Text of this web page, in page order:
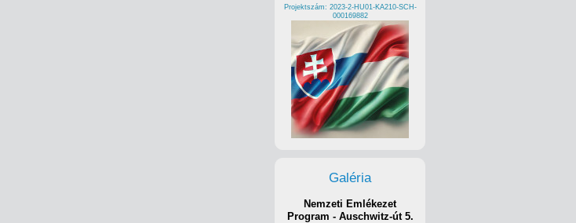
Projektszám: 2023-2-HU01-KA210-SCH-
000169882
Galéria
Nemzeti Emlékezet
Program - Auschwitz-út 5.